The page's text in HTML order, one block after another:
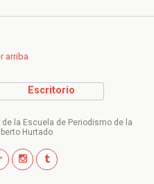
arriba
Escritorio
la Escuela de Periodismo de la
Hurtado